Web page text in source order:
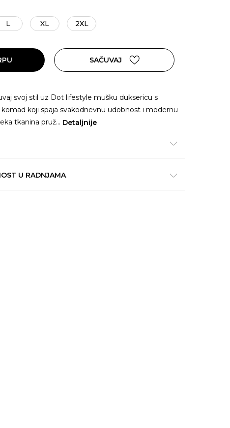
L XL 2XL
SAČUVAJ
svoj stil uz Dot lifestyle mušku duksericu s
koji spaja svakodnevnu udobnost i modernu
tkanina pruž... Detaljnije
U RADNJAMA